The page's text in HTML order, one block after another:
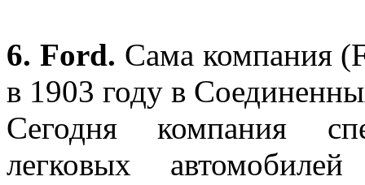
6. Ford. Сама компания
в 1903 году в
Сегодня компания
легковых